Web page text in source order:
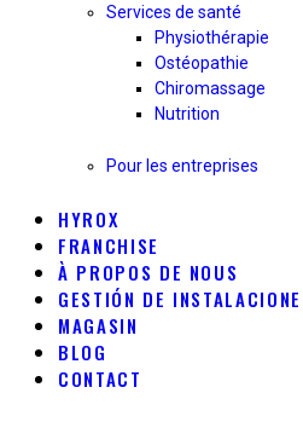
Services de santé
Physiothérapie
Ostéopathie
Chiromassage
Nutrition
Pour les entreprises
HYROX
FRANCHISE
À PROPOS DE NOUS
GESTIÓN DE
MAGASIN
BLOG
CONTACT